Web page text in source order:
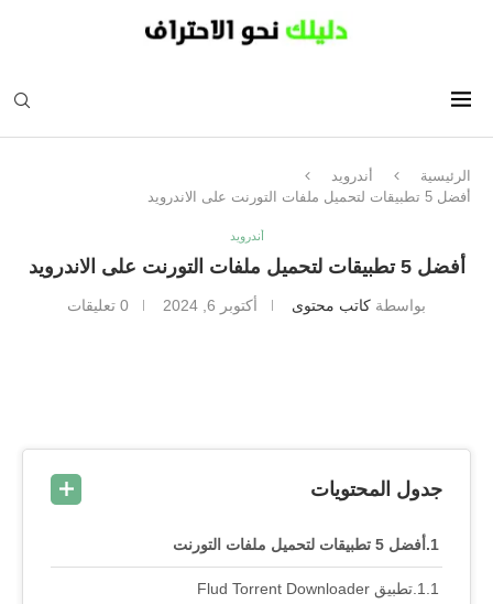
الرئيسية
أندرويد
أفضل 5 تطبيقات لتحميل ملفات التورنت على الاندرويد
أندرويد
أفضل 5 تطبيقات لتحميل ملفات التورنت على الاندرويد
بواسطة كاتب محتوى أكتوبر 6, 2024 0 تعليقات
جدول المحتويات
أفضل 5 تطبيقات لتحميل ملفات التورنت
تطبيق Flud Torrent Downloader